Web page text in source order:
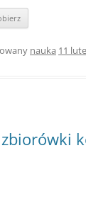
nauka 11
zbiorówki